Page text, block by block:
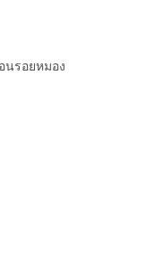
นรอยหมอง